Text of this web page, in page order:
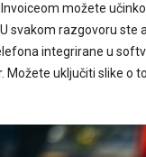
možete
svakom razgovoru
integrirane u
Možete uključiti slike o